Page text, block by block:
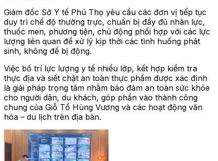
Giám đốc Sở Y tế Phú Thọ yêu cầu các đơn vị tiếp tục
duy trì chế độ thường trực, chuẩn bị đầy đủ nhân lực,
thuốc men, phương tiện, chủ động phối hợp với các lực
lượng liên quan để xử lý kịp thời các tình huống phát
sinh, không để bị động.
Việc bố trí lực lượng y tế nhiều lớp, kết hợp kiểm tra
thực địa và siết chặt an toàn thực phẩm được xác định
là giải pháp trọng tâm nhằm bảo đảm an toàn sức khỏe
cho người dân, du khách, góp phần vào thành công
chung của Giỗ Tổ Hùng Vương và các hoạt động văn
hóa – du lịch trên địa bàn.